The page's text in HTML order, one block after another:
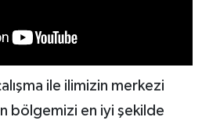
ile ilimizin merkezi
bölgemizi en iyi şekilde